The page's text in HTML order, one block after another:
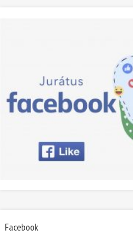
Facebook